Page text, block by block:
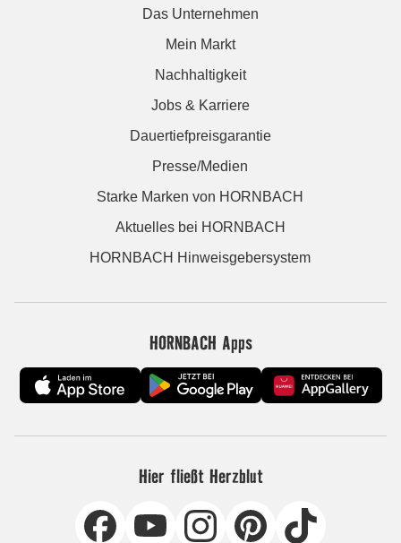
Das Unternehmen
Mein Markt
Nachhaltigkeit
Jobs & Karriere
Dauertiefpreisgarantie
Presse/Medien
Starke Marken von HORNBACH
Aktuelles bei HORNBACH
HORNBACH Hinweisgebersystem
HORNBACH Apps
Hier fließt Herzblut